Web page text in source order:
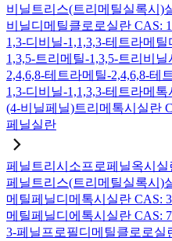
비닐트리스(트리메틸실록시)
비닐디메틸클로로실란 CAS:
1,3-디비닐-1,1,3,3-테트라메
1,3,5-트리메틸-1,3,5-트리비
2,4,6,8-테트라메틸-2,4,6,8-테
1,3-디비닐-1,1,3,3-테트라메
(4-비닐페닐)트리메톡시실란
페닐실란
페닐트리시소프로페닐옥시실
페닐트리스(트리메틸실록시)
메틸페닐디메톡시실란 CAS:
메틸페닐디에톡시실란 CAS:
3-페닐프로필디메틸클로로실